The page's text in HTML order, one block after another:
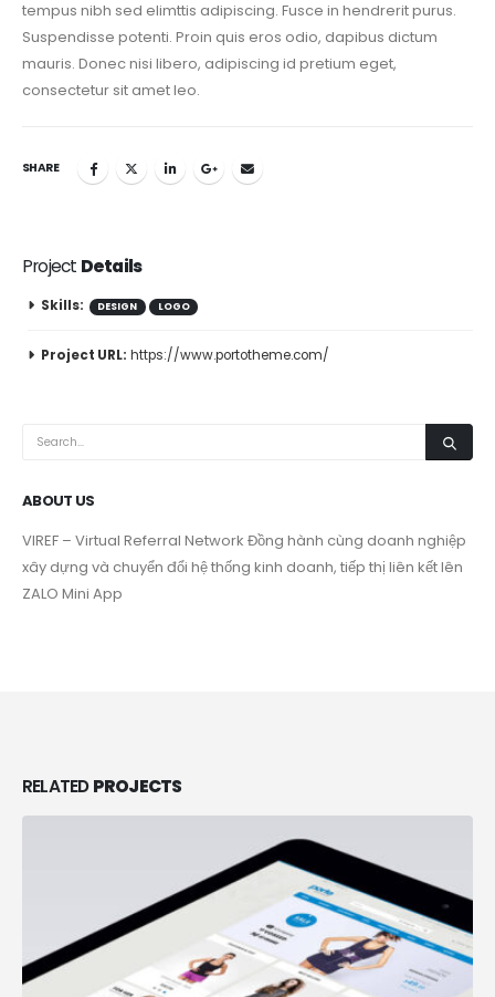
tempus nibh sed elimttis adipiscing. Fusce in hendrerit purus.
Suspendisse potenti. Proin quis eros odio, dapibus dictum
mauris. Donec nisi libero, adipiscing id pretium eget,
consectetur sit amet leo.
SHARE
Project Details
Skills: DESIGN LOGO
Project URL: https://www.portotheme.com/
ABOUT US
VIREF – Virtual Referral Network Đồng hành cùng doanh nghiệp
xây dựng và chuyển đổi hệ thống kinh doanh, tiếp thị liên kết lên
ZALO Mini App
RELATEDPROJECTS